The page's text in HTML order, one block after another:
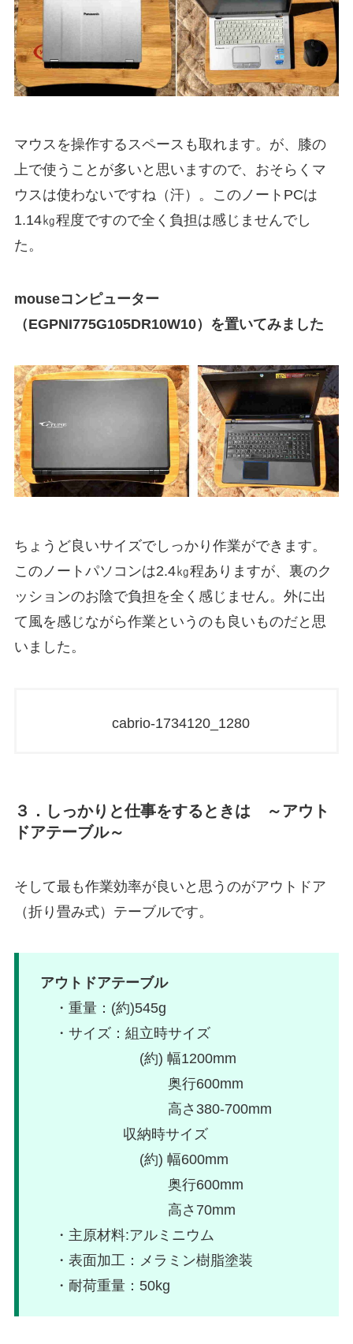
マウスを操作するスペースも取れます。が、膝の
上で使うことが多いと思いますので、おそらくマ
ウスは使わないですね（汗）。このノートPCは
1.14㎏程度ですので全く負担は感じませんでし
た。
mouseコンピューター
（EGPNI775G105DR10W10）を置いてみました
ちょうど良いサイズでしっかり作業ができます。
このノートパソコンは2.4㎏程ありますが、裏のク
ッションのお陰で負担を全く感じません。外に出
て風を感じながら作業というのも良いものだと思
いました。
cabrio-1734120_1280
３．しっかりと仕事をするときは ～アウト
ドアテーブル～
そして最も作業効率が良いと思うのがアウトドア
（折り畳み式）テーブルです。
アウトドアテーブル
・重量：(約)545g
・サイズ：組立時サイズ
(約) 幅1200mm
奥行600mm
高さ380-700mm
収納時サイズ
(約) 幅600mm
奥行600mm
高さ70mm
・主原材料:アルミニウム
・表面加工：メラミン樹脂塗装
・耐荷重量：50kg